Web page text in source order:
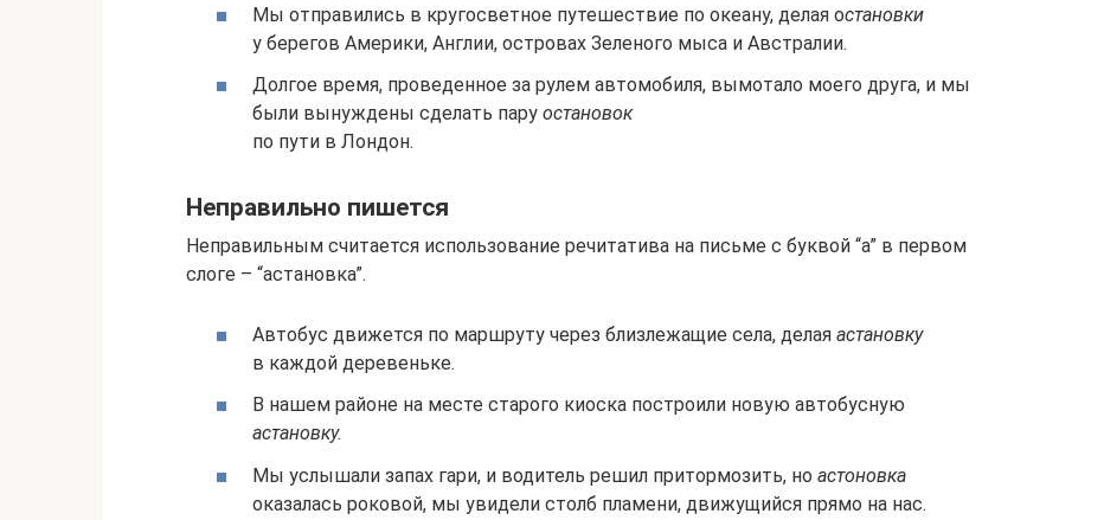
Мы отправились в кругосветное путешествие по океану, делая остановки
у берегов Америки, Англии, островах Зеленого мыса и Австралии.
Долгое время, проведенное за рулем автомобиля, вымотало моего друга, и мы
были вынуждены сделать пару остановок
по пути в Лондон.
Неправильно пишется
Неправильным считается использование речитатива на письме с буквой “а” в первом
слоге – “астановка”.
Автобус движется по маршруту через близлежащие села, делая астановку
в каждой деревеньке.
В нашем районе на месте старого киоска построили новую автобусную
астановку.
Мы услышали запах гари, и водитель решил притормозить, но астоновка
оказалась роковой, мы увидели столб пламени, движущийся прямо на нас.